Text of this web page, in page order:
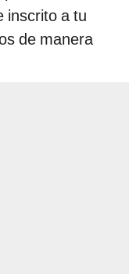
inscrito a tu
de manera